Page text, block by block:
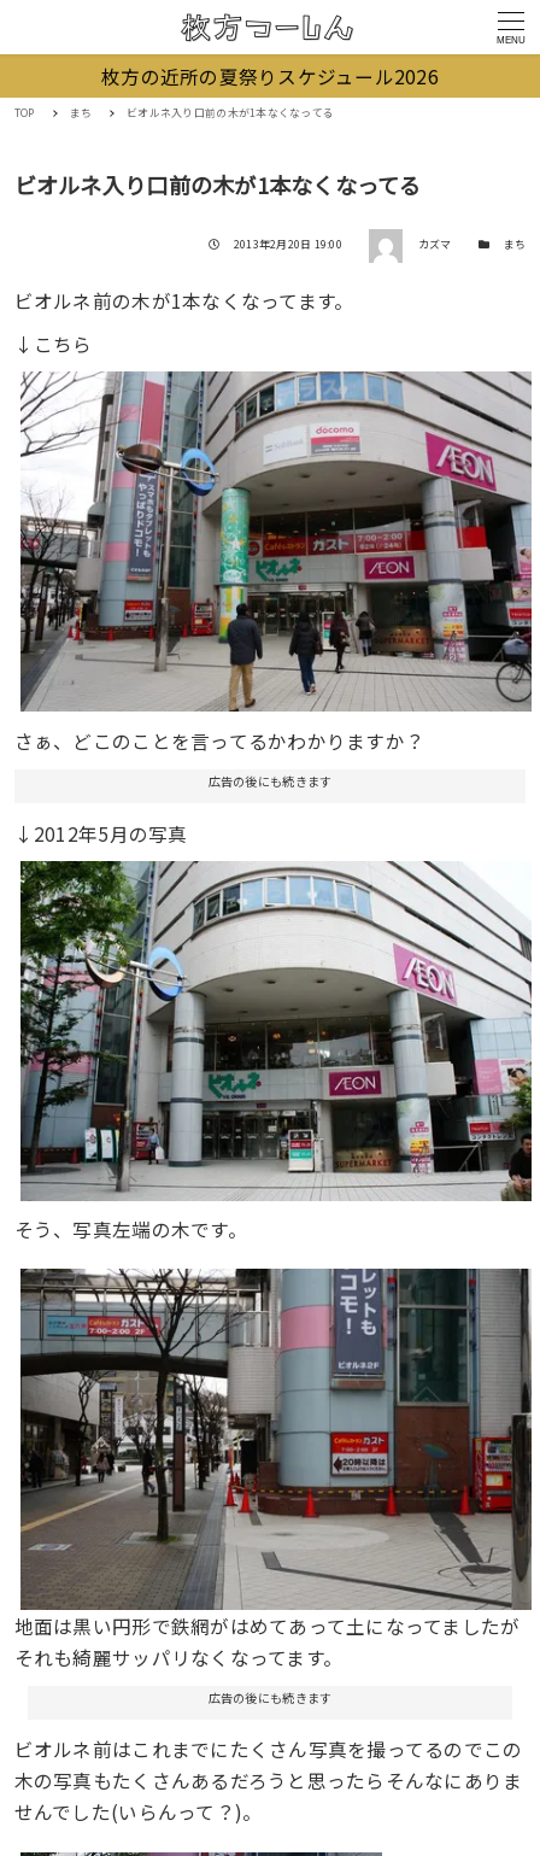
MENU
枚方の近所の夏祭りスケジュール2026
TOP まち ビオルネ入り口前の木が1本なくなってる
ビオルネ入り口前の木が1本なくなってる
投稿日
2013年2月20日 19:00 著者 カズマ カテゴリー
まち
ビオルネ前の木が1本なくなってます。
↓こちら
さぁ、どこのことを言ってるかわかりますか？
広告の後にも続きます
↓2012年5月の写真
そう、写真左端の木です。
地面は黒い円形で鉄網がはめてあって土になってましたが
それも綺麗サッパリなくなってます。
広告の後にも続きます
ビオルネ前はこれまでにたくさん写真を撮ってるのでこの
木の写真もたくさんあるだろうと思ったらそんなにありま
せんでした(いらんって？)。